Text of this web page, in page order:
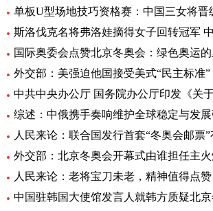
斯洛伐克名将弗洛娃摘得女子回转冠军
国际奥委会点赞北京冬奥会：绿色奥运
外交部：美强迫他国接受美式“民主标准
中共中央办公厅 国务院办公厅印发《关
综述：中俄携手奏响维护全球稳定与发
人民来论：联合国发行首套“冬奥会邮票
外交部：北京冬奥会开幕式由谁担任主
人民来论：老将宝刀未老，精神值得点赞
中国驻韩国大使馆发言人就韩方质疑北